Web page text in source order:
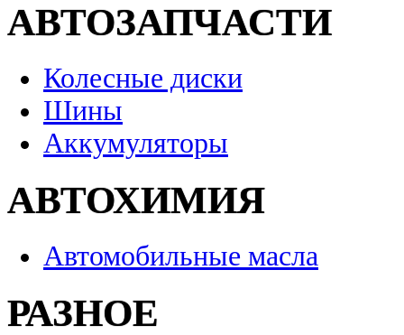
АВТОЗАПЧАСТИ
Колесные диски
Шины
Аккумуляторы
АВТОХИМИЯ
Автомобильные масла
РАЗНОЕ